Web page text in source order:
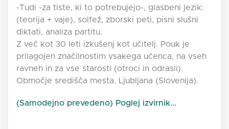
-Tudi -za tiste, ki to potrebujejo-, glasbeni jezik:
(teorija + vaje), solfež, zborski peti, pisni slušni
diktati, analiza partitu.
Z več kot 30 leti izkušenj kot učitelj. Pouk je
prilagojen značilnostim vsakega učenca, na vseh
ravneh in za vse starosti (otroci in odrasli).
Območje središča mesta. Ljubljana (Slovenija).
(Samodejno prevedeno) Poglej izvirnik...